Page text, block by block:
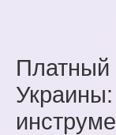
Платный